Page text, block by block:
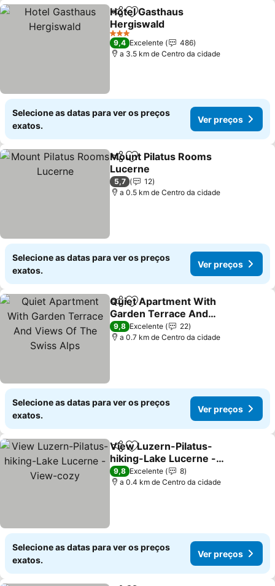
PartilharAdicionar aos favoritos
Hotel Gasthaus
Hergiswald
Ver preços
3 Estrelas
9,4 Excelente
486
a 3.5 km de Centro da cidade
Selecione as datas para ver os preços
exatos.
Ver preços
PartilharAdicionar aos favoritos
Mount Pilatus Rooms
Lucerne
Ver preços
5,7
12
a 0.5 km de Centro da cidade
Selecione as datas para ver os preços
exatos.
Ver preços
PartilharAdicionar aos favoritos
Quiet Apartment With
Garden Terrace And
Views Of The Swiss Alps
Ver preços
9,8 Excelente
22
a 0.7 km de Centro da cidade
Selecione as datas para ver os preços
exatos.
Ver preços
PartilharAdicionar aos favoritos
View Luzern-Pilatus-
hiking-Lake Lucerne -
View-cozy
Ver preços
9,8 Excelente
8
a 0.4 km de Centro da cidade
Selecione as datas para ver os preços
exatos.
Ver preços